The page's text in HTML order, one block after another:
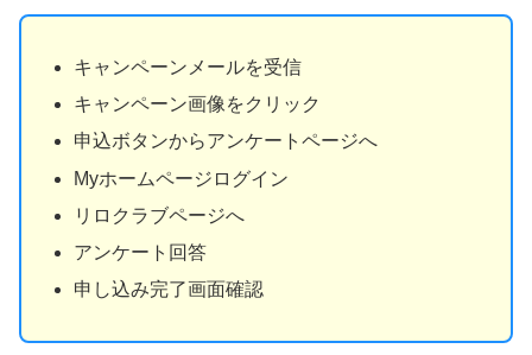
キャンペーンメールを受信
キャンペーン画像をクリック
申込ボタンからアンケートページへ
Myホームページログイン
リロクラブページへ
アンケート回答
申し込み完了画面確認